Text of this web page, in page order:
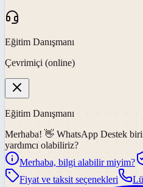
Eğitim Danışmanı
Çevrimiçi (online)
Eğitim Danışmanı
Merhaba! 👋 WhatsApp Destek
yardımcı olabiliriz?
Merhaba, bilgi alabilir miyim?
Fiyat ve taksit seçenekleri